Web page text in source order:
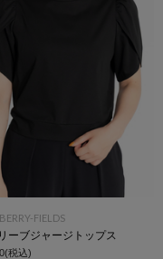
FIELDS
ーブジャージトップス
(税込)